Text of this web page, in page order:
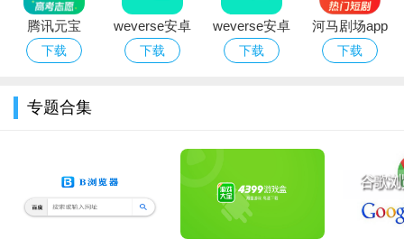
腾讯元宝
deepseek满
下载
weverse安卓
下载安装2026
下载
weverse安卓
下载2026中文
下载
河马剧场app
免费网络短剧
下载
专题合集